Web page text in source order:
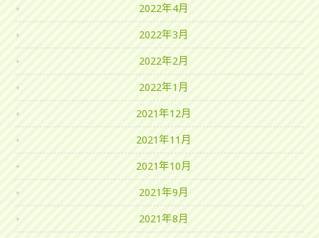
2022年4月
2022年3月
2022年2月
2022年1月
2021年12月
2021年11月
2021年10月
2021年9月
2021年8月